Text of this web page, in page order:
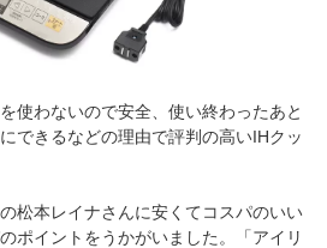
使わないので安全、使い終わったあと
できるなどの理由で評判の高いIHクッ
松本レイナさんに安くてコスパのいい
ポイントをうかがいました。「アイリ